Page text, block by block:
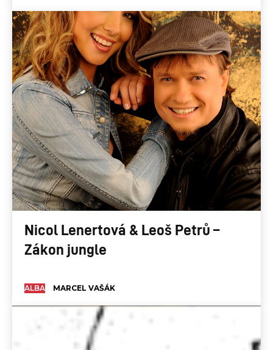
Nicol Lenertová & Leoš Petrů –
Zákon jungle
ALBA MARCEL VAŠÁK